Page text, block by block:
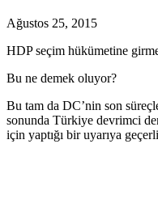
Ağustos 25, 2015
HDP seçim hükümetine
Bu ne demek oluyor?
Bu tam da DC’nin son
sonunda Türkiye devrimci
için yaptığı bir uyarıya